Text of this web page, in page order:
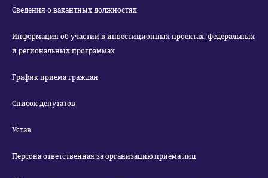
Сведения о вакантных должностях
Информация об участии в инвестиционных проектах, федеральных
и региональных программах
График приема граждан
Список депутатов
Устав
Персона ответственная за организацию приема лиц